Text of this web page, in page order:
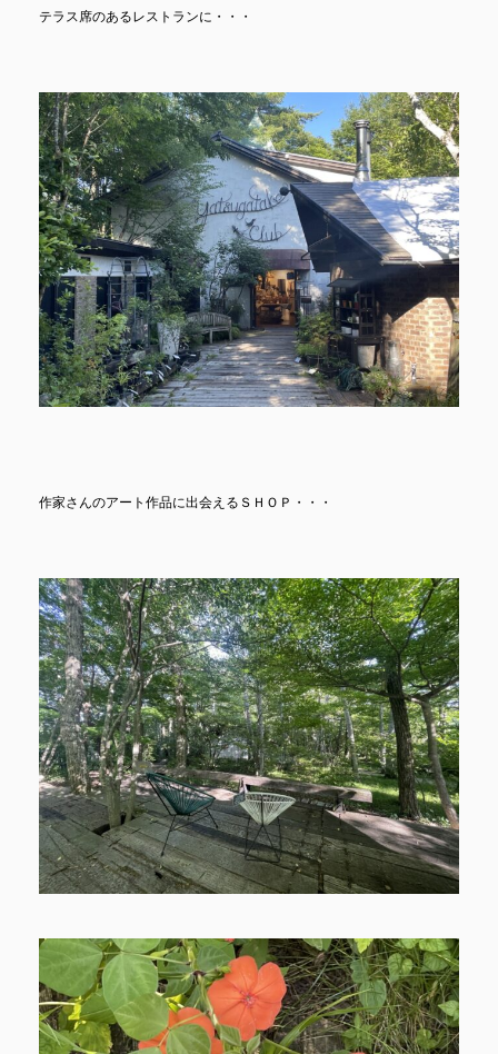
テラス席のあるレストランに・・・
作家さんのアート作品に出会えるＳＨＯＰ・・・